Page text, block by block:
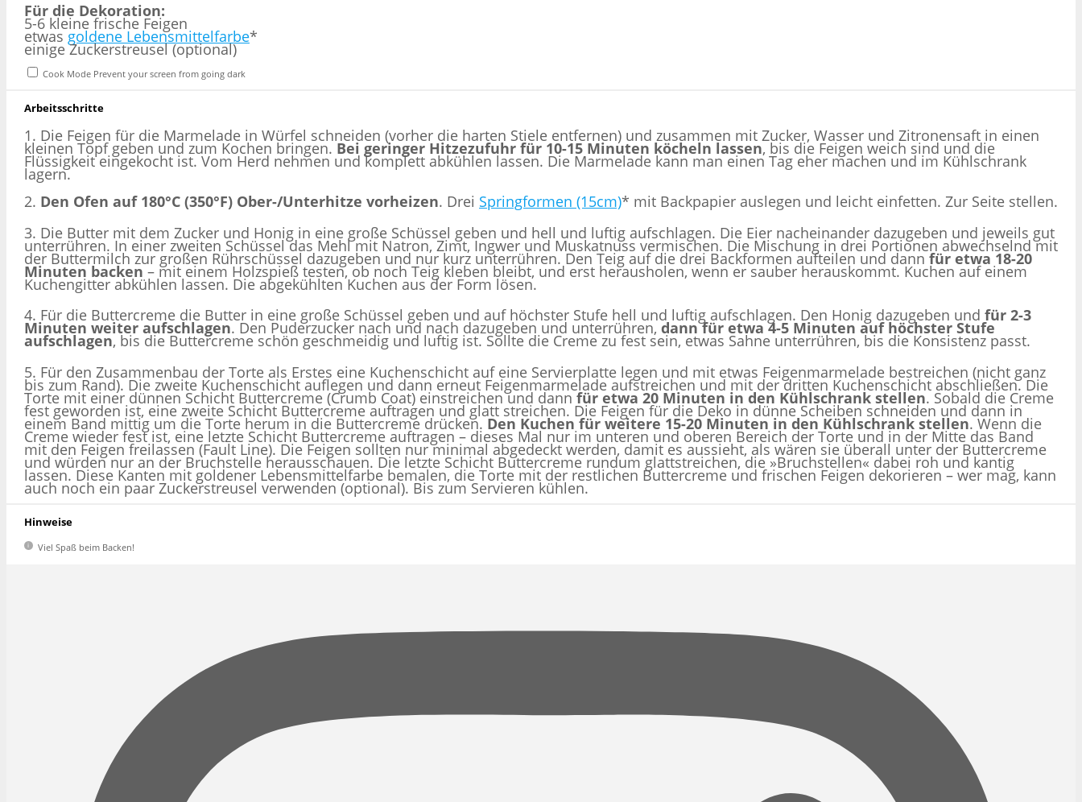
Für die Dekoration:
5-6 kleine frische Feigen
etwas goldene Lebensmittelfarbe*
einige Zuckerstreusel (optional)
Cook Mode Prevent your screen from going dark
Arbeitsschritte
1. Die Feigen für die Marmelade in Würfel schneiden (vorher die harten Stiele entfernen) und zusammen mit Zucker, Wasser und Zitronensaft in einen
kleinen Topf geben und zum Kochen bringen. Bei geringer Hitzezufuhr für 10-15 Minuten köcheln lassen, bis die Feigen weich sind und die
Flüssigkeit eingekocht ist. Vom Herd nehmen und komplett abkühlen lassen. Die Marmelade kann man einen Tag eher machen und im Kühlschrank
lagern.
2. Den Ofen auf 180°C (350°F) Ober-/Unterhitze vorheizen. Drei Springformen (15cm)* mit Backpapier auslegen und leicht einfetten. Zur Seite stellen.
3. Die Butter mit dem Zucker und Honig in eine große Schüssel geben und hell und luftig aufschlagen. Die Eier nacheinander dazugeben und jeweils gut
unterrühren. In einer zweiten Schüssel das Mehl mit Natron, Zimt, Ingwer und Muskatnuss vermischen. Die Mischung in drei Portionen abwechselnd mit
der Buttermilch zur großen Rührschüssel dazugeben und nur kurz unterrühren. Den Teig auf die drei Backformen aufteilen und dann für etwa 18-20
Minuten backen – mit einem Holzspieß testen, ob noch Teig kleben bleibt, und erst herausholen, wenn er sauber herauskommt. Kuchen auf einem
Kuchengitter abkühlen lassen. Die abgekühlten Kuchen aus der Form lösen.
4. Für die Buttercreme die Butter in eine große Schüssel geben und auf höchster Stufe hell und luftig aufschlagen. Den Honig dazugeben und für 2-3
Minuten weiter aufschlagen. Den Puderzucker nach und nach dazugeben und unterrühren, dann für etwa 4-5 Minuten auf höchster Stufe
aufschlagen, bis die Buttercreme schön geschmeidig und luftig ist. Sollte die Creme zu fest sein, etwas Sahne unterrühren, bis die Konsistenz passt.
5. Für den Zusammenbau der Torte als Erstes eine Kuchenschicht auf eine Servierplatte legen und mit etwas Feigenmarmelade bestreichen (nicht ganz
bis zum Rand). Die zweite Kuchenschicht auflegen und dann erneut Feigenmarmelade aufstreichen und mit der dritten Kuchenschicht abschließen. Die
Torte mit einer dünnen Schicht Buttercreme (Crumb Coat) einstreichen und dann für etwa 20 Minuten in den Kühlschrank stellen. Sobald die Creme
fest geworden ist, eine zweite Schicht Buttercreme auftragen und glatt streichen. Die Feigen für die Deko in dünne Scheiben schneiden und dann in
einem Band mittig um die Torte herum in die Buttercreme drücken. Den Kuchen für weitere 15-20 Minuten in den Kühlschrank stellen. Wenn die
Creme wieder fest ist, eine letzte Schicht Buttercreme auftragen – dieses Mal nur im unteren und oberen Bereich der Torte und in der Mitte das Band
mit den Feigen freilassen (Fault Line). Die Feigen sollten nur minimal abgedeckt werden, damit es aussieht, als wären sie überall unter der Buttercreme
und würden nur an der Bruchstelle herausschauen. Die letzte Schicht Buttercreme rundum glattstreichen, die »Bruchstellen« dabei roh und kantig
lassen. Diese Kanten mit goldener Lebensmittelfarbe bemalen, die Torte mit der restlichen Buttercreme und frischen Feigen dekorieren – wer mag, kann
auch noch ein paar Zuckerstreusel verwenden (optional). Bis zum Servieren kühlen.
Hinweise
Viel Spaß beim Backen!